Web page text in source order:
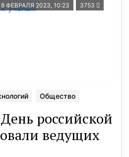
8 ФЕВРАЛЯ 2023, 10:23 3753
Общество
российской
ведущих